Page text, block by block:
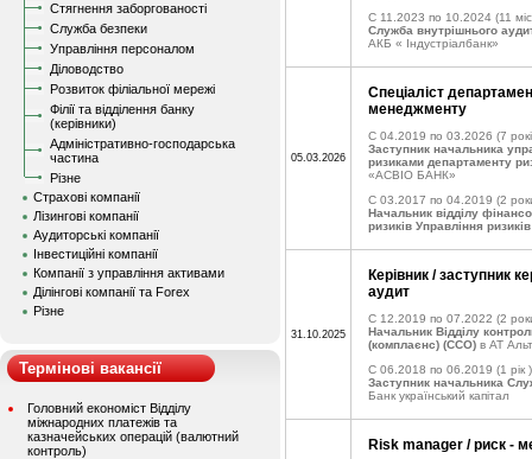
Стягнення заборгованості
Служба безпеки
Управління персоналом
Діловодство
Розвиток філіальної мережі
Філії та відділення банку
(керівники)
Адміністративно-господарська
частина
Різне
Страхові компанії
Лізингові компанії
Аудиторські компанії
Інвестиційні компанії
Компанії з управління активами
Ділінгові компанії та Forex
Різне
Термінові вакансії
Головний економіст Відділу
міжнародних платежів та
казначейських операцій (валютний
контроль)
C 11.2023 по 10.2024 (11
Служба внутрішнього
АКБ « Індустріалбанк»
05.03.2026
Спеціаліст
менеджменту
C 04.2019 по 03.2026 (7
Заступник начальника
ризиками департаменту
«АСВІО БАНК»
C 03.2017 по 04.2019 (2
Начальник відділу
ризиків Управління
31.10.2025
Керівник / заступник
аудит
C 12.2019 по 07.2022 (2
Начальник Відділу
(комплаєнс) (CCO) в АТ
C 06.2018 по 06.2019 (1 рік )
Заступник начальника
Банк український капітал
Risk manager / риск -